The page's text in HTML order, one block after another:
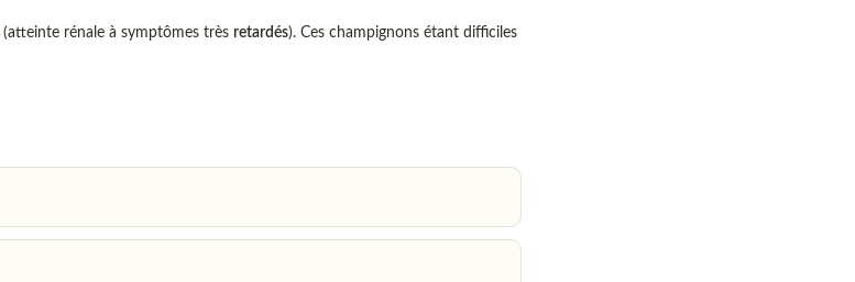
(atteinte rénale à symptômes très retardés). Ces champignons étant difficiles